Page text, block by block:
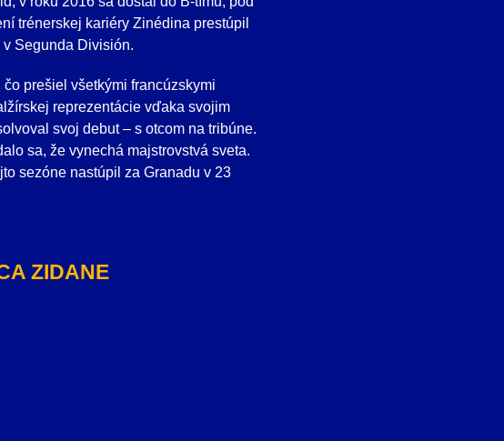
trénerskej kariéry Zinédina prestúpil
Segunda División.
prešiel všetkými francúzskymi
reprezentácie vďaka svojim
svoj debut – s otcom na tribúne.
sa, že vynechá majstrovstvá sveta.
sezóne nastúpil za Granadu v 23
ZIDANE